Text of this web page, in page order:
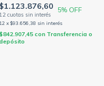
$1.123.876,60 5% OFF
12 x $93.656,38 sin interés
$842.907,45 con Transferencia o
depósito